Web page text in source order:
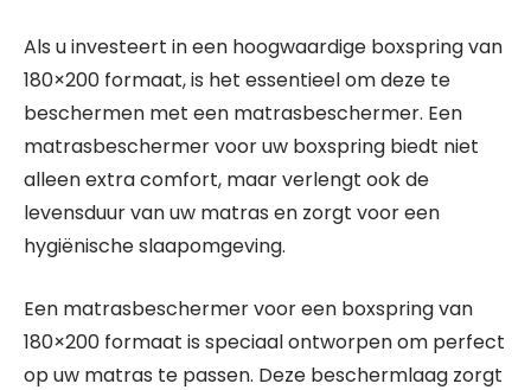
Als u investeert in een hoogwaardige boxspring van
180×200 formaat, is het essentieel om deze te
beschermen met een matrasbeschermer. Een
matrasbeschermer voor uw boxspring biedt niet
alleen extra comfort, maar verlengt ook de
levensduur van uw matras en zorgt voor een
hygiënische slaapomgeving.
Een matrasbeschermer voor een boxspring van
180×200 formaat is speciaal ontworpen om perfect
op uw matras te passen. Deze beschermlaag zorgt